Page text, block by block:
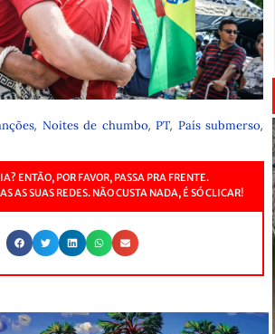
, Noites de chumbo,PT, País submerso,
ENTÃO, POR FAVOR, PASSA PRA FRENTE.
AS SUAS REDES. NÃO CUSTA NADA, É SÓ CLICAR!